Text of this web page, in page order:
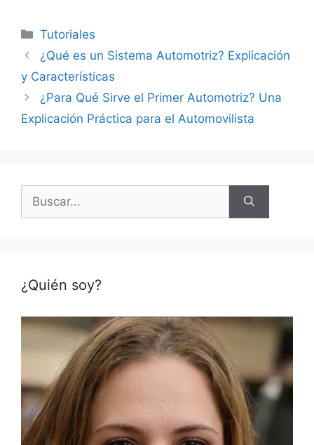
Categorías
Tutoriales
¿Qué es un Sistema Automotriz? Explicación
y Características
¿Para Qué Sirve el Primer Automotriz? Una
Explicación Práctica para el Automovilista
¿Quién soy?